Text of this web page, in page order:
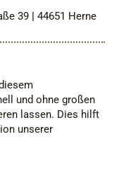
39 | 44651 Herne
und ohne großen
lassen. Dies hilft
unserer